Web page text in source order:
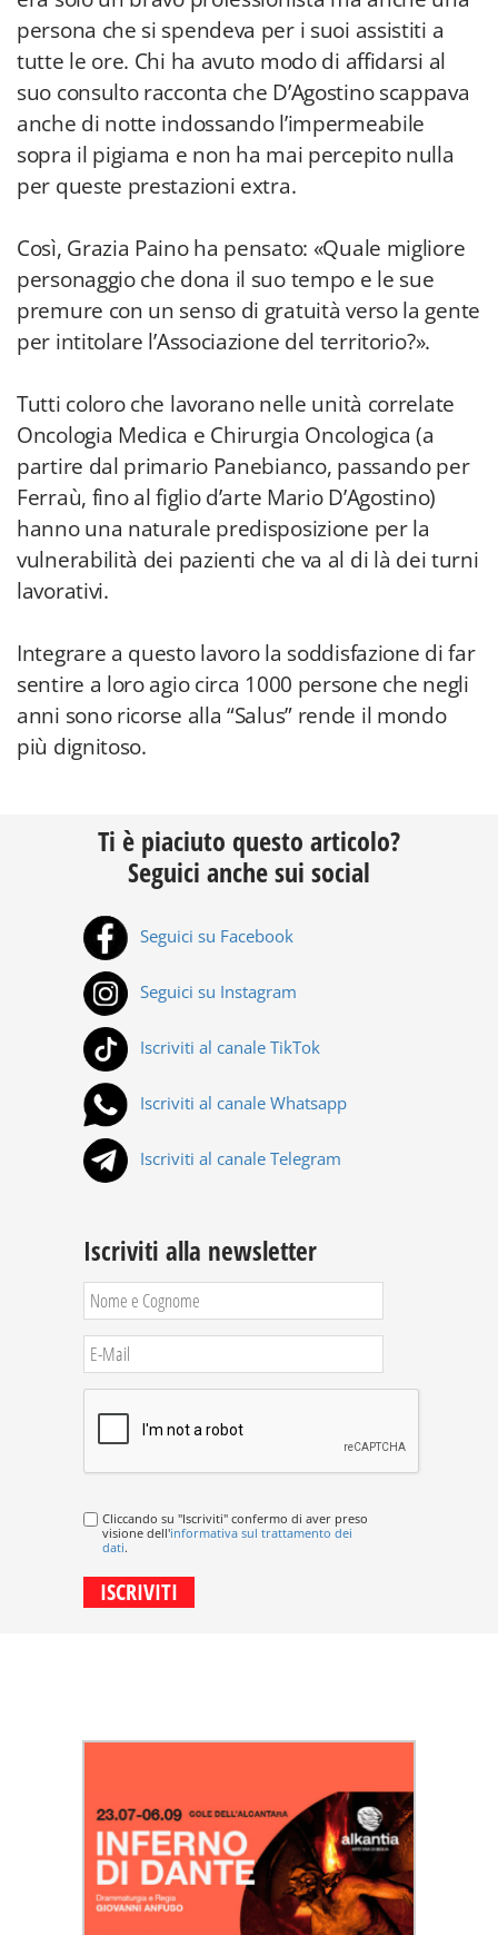
persona che si spendeva per i suoi assistiti a
tutte le ore. Chi ha avuto modo di affidarsi al
suo consulto racconta che D’Agostino scappava
anche di notte indossando l’impermeabile
sopra il pigiama e non ha mai percepito nulla
per queste prestazioni extra.
Così, Grazia Paino ha pensato: «Quale migliore
personaggio che dona il suo tempo e le sue
premure con un senso di gratuità verso la gente
per intitolare l’Associazione del territorio?».
Tutti coloro che lavorano nelle unità correlate
Oncologia Medica e Chirurgia Oncologica (a
partire dal primario Panebianco, passando per
Ferraù, fino al figlio d’arte Mario D’Agostino)
hanno una naturale predisposizione per la
vulnerabilità dei pazienti che va al di là dei turni
lavorativi.
Integrare a questo lavoro la soddisfazione di far
sentire a loro agio circa 1000 persone che negli
anni sono ricorse alla “Salus” rende il mondo
più dignitoso.
Ti è piaciuto questo articolo?
Seguici anche sui social
Seguici su Facebook
Seguici su Instagram
Iscriviti al canale TikTok
Iscriviti al canale Whatsapp
Iscriviti al canale Telegram
Iscriviti alla newsletter
Cliccando su "Iscriviti" confermo di aver preso
visione dell'informativa sul trattamento dei
dati.